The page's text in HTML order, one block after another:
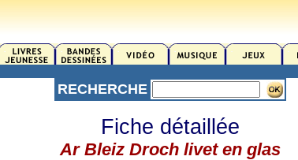
RECHERCHE
Fiche détaillée
Ar Bleiz Droch livet en glas